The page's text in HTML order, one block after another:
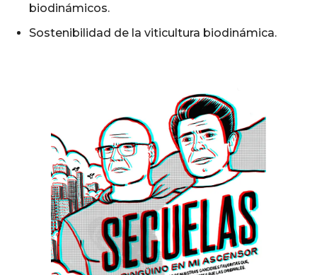
biodinámicos.
Sostenibilidad de la viticultura biodinámica.